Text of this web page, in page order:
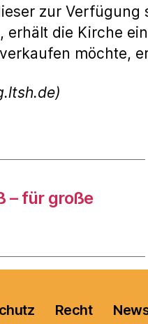
zur
erhält die Kirche
möchte,
– für große
Recht